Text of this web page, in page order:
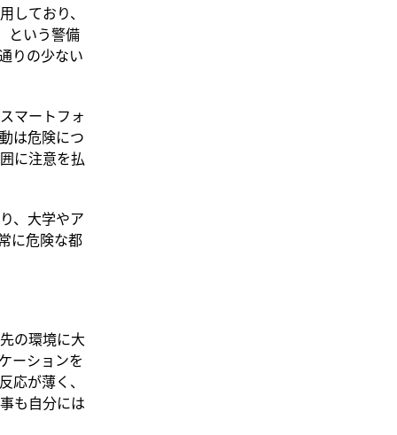
ており、
という警備
りの少ない
マートフォ
は危険につ
に注意を払
、大学やア
に危険な都
の環境に大
ーションを
が薄く、
も自分には